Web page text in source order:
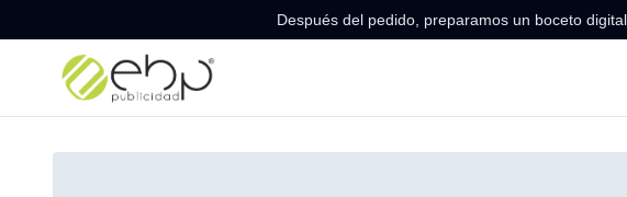
Después del pedido, preparamos un boceto